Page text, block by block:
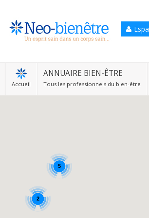
Accueil
ANNUAIRE BIEN-ÊTRE
Tous les professionnels du bien-être
5
2